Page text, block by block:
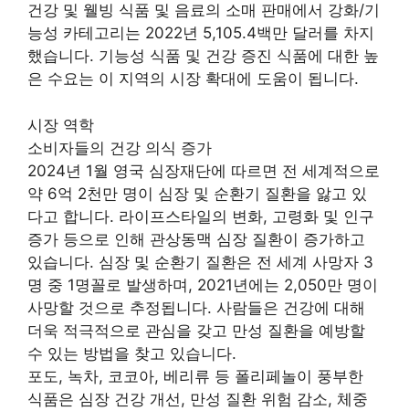
건강 및 웰빙 식품 및 음료의 소매 판매에서 강화/기
능성 카테고리는 2022년 5,105.4백만 달러를 차지
했습니다. 기능성 식품 및 건강 증진 식품에 대한 높
은 수요는 이 지역의 시장 확대에 도움이 됩니다.
시장 역학
소비자들의 건강 의식 증가
2024년 1월 영국 심장재단에 따르면 전 세계적으로
약 6억 2천만 명이 심장 및 순환기 질환을 앓고 있
다고 합니다. 라이프스타일의 변화, 고령화 및 인구
증가 등으로 인해 관상동맥 심장 질환이 증가하고
있습니다. 심장 및 순환기 질환은 전 세계 사망자 3
명 중 1명꼴로 발생하며, 2021년에는 2,050만 명이
사망할 것으로 추정됩니다. 사람들은 건강에 대해
더욱 적극적으로 관심을 갖고 만성 질환을 예방할
수 있는 방법을 찾고 있습니다.
포도, 녹차, 코코아, 베리류 등 폴리페놀이 풍부한
식품은 심장 건강 개선, 만성 질환 위험 감소, 체중